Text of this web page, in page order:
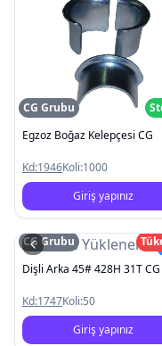
CG Grubu
Egzoz Boğaz Kelepçesi CG
Kd:1946Koli:1000
Giriş yapınız
Resim
CG Grubu
Dişli Arka 45# 428H 31T CG
Kd:1747Koli:50
Giriş yapınız